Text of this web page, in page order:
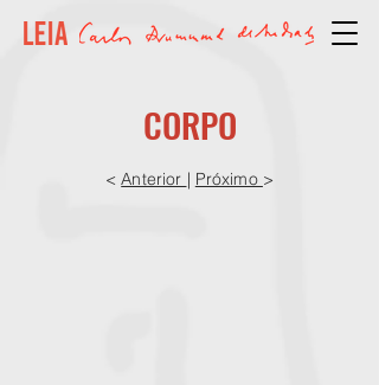
CORPO
<Anterior | Próximo >